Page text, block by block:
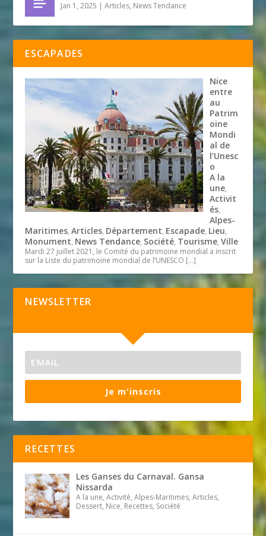
Jan 1, 2025 |Articles, News Tendance
ESCAPADES
Nice
entre
au
Patrim
oine
Mondi
al de
l’Unesc
o
A la
une,
Activit
és,
Alpes-
Maritimes,Articles, Département, Escapade, Lieu,
Monument, News Tendance, Société, Tourisme,Ville
Mardi 27 juillet 2021, le Comité du patrimoine mondial a inscrit
sur la Liste du patrimoine mondial de l’UNESCO […]
NEWSLETTER
Je m'inscris
RECETTES
Les Ganses du Carnaval. Gansa
Nissarda
A la une, Activité, Alpes-Maritimes, Articles,
Dessert, Nice, Recettes, Société